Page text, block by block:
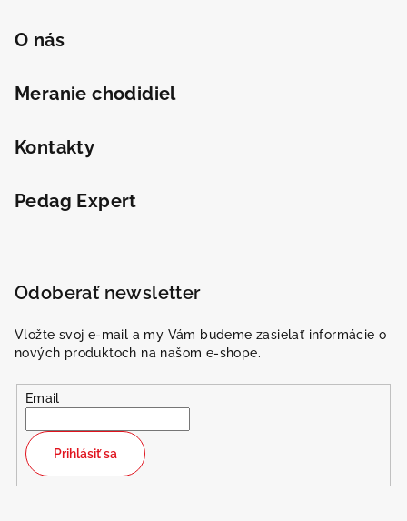
O nás
Meranie chodidiel
Kontakty
Pedag Expert
Odoberať newsletter
Vložte svoj e-mail a my Vám budeme zasielať informácie o
nových produktoch na našom e-shope.
Email
Prihlásiť sa